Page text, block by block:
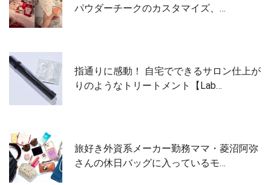
パウダーチークのカスタマイズ、…
指通りに感動！ 自宅でできるサロン仕上が
りのようなトリートメント【Lab…
旅好き外資系メーカー勤務ママ・菱沼阿弥
さんの休日バッグに入っているモ…